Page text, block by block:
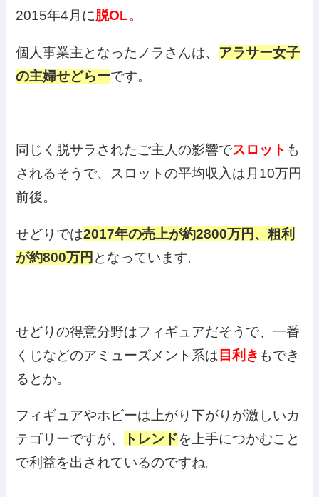
2015年4月に脱OL。
個人事業主となったノラさんは、 アラサー女子
の主婦せどらーです。
同じく脱サラされたご主人の影響でスロット も
されるそうで、スロットの平均収入は月10万円
前後。
せどりでは2017年の売上が約2800万円、粗利
が約800万円 となっています。
せどりの得意分野はフィギュアだそうで、一番
くじなどのアミューズメント系は 目利き もでき
るとか。
フィギュアやホビーは上がり下がりが激しいカ
テゴリーですが、
トレンドを上手につかむこと
で利益を出されているのですね。